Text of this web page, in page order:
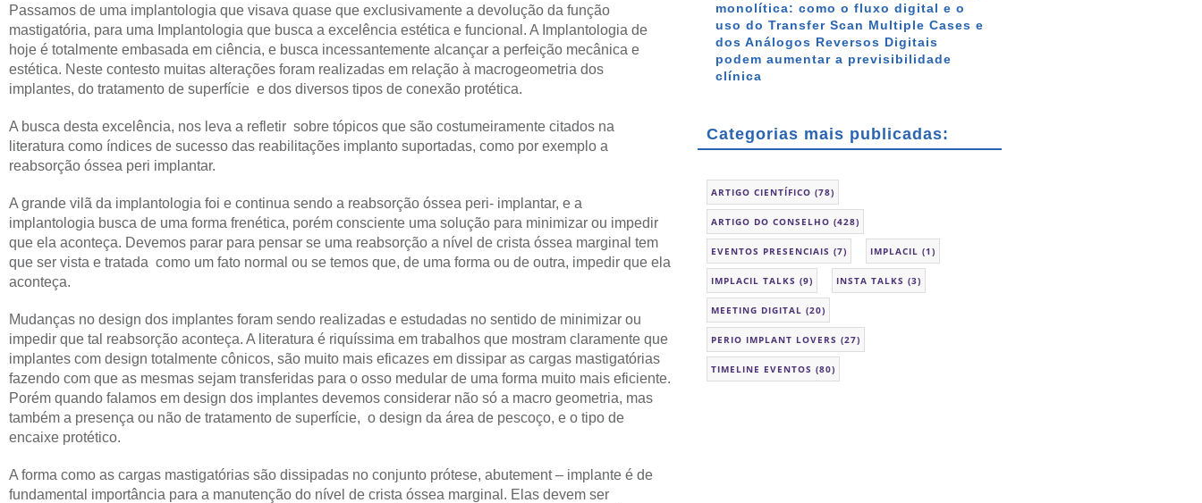
Passamos de uma implantologia que visava quase que exclusivamente a devolução da função
mastigatória, para uma Implantologia que busca a excelência estética e funcional. A Implantologia de
hoje é totalmente embasada em ciência, e busca incessantemente alcançar a perfeição mecânica e
estética. Neste contesto muitas alterações foram realizadas em relação à macrogeometria dos
implantes, do tratamento de superfície e dos diversos tipos de conexão protética.
A busca desta excelência, nos leva a refletir sobre tópicos que são costumeiramente citados na
literatura como índices de sucesso das reabilitações implanto suportadas, como por exemplo a
reabsorção óssea peri implantar.
A grande vilã da implantologia foi e continua sendo a reabsorção óssea peri- implantar, e a
implantologia busca de uma forma frenética, porém consciente uma solução para minimizar ou impedir
que ela aconteça. Devemos parar para pensar se uma reabsorção a nível de crista óssea marginal tem
que ser vista e tratada como um fato normal ou se temos que, de uma forma ou de outra, impedir que ela
aconteça.
Mudanças no design dos implantes foram sendo realizadas e estudadas no sentido de minimizar ou
impedir que tal reabsorção aconteça. A literatura é riquíssima em trabalhos que mostram claramente que
implantes com design totalmente cônicos, são muito mais eficazes em dissipar as cargas mastigatórias
fazendo com que as mesmas sejam transferidas para o osso medular de uma forma muito mais eficiente.
Porém quando falamos em design dos implantes devemos considerar não só a macro geometria, mas
também a presença ou não de tratamento de superfície, o design da área de pescoço, e o tipo de
encaixe protético.
A forma como as cargas mastigatórias são dissipadas no conjunto prótese, abutement – implante é de
fundamental importância para a manutenção do nível de crista óssea marginal. Elas devem ser
monolítica: como o fluxo digital e o
uso do Transfer Scan Multiple Cases e
dos Análogos Reversos Digitais
podem aumentar a previsibilidade
clínica
Categorias mais publicadas:
ARTIGO CIENTÍFICO (78)
ARTIGO DO CONSELHO (428)
EVENTOS PRESENCIAIS (7) IMPLACIL (1)
IMPLACIL TALKS (9) INSTA TALKS (3)
MEETING DIGITAL (20)
PERIO IMPLANT LOVERS (27)
TIMELINE EVENTOS (80)